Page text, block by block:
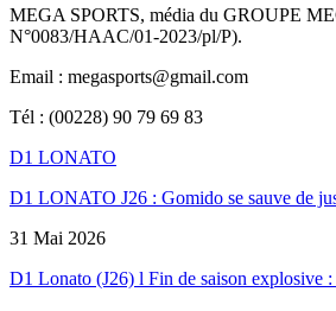
MEGA SPORTS, média du GROUPE
N°0083/HAAC/01-2023/pl/P).
Email : megasports@gmail.com
Tél : (00228) 90 79 69 83
D1 LONATO
D1 LONATO J26 : Gomido se sauve de
31 Mai 2026
D1 Lonato (J26) l Fin de saison explosive